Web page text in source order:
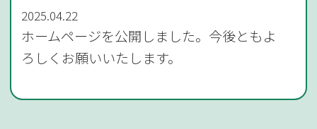
2025.04.22
ホームページを公開しました。今後ともよ
ろしくお願いいたします。